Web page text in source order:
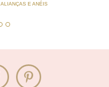
ALIANÇAS E ANÉIS